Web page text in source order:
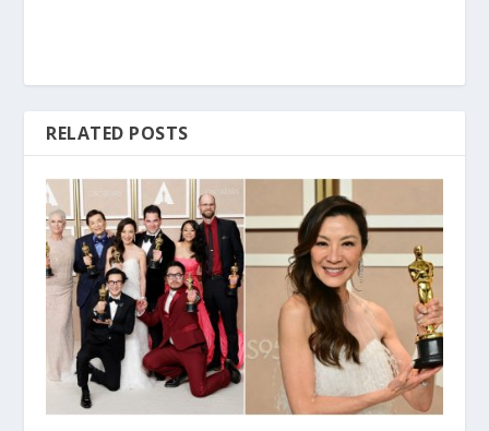
RELATED POSTS